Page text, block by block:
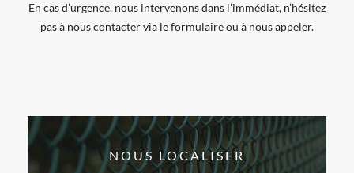
En cas d’urgence, nous intervenons dans l’immédiat, n’hésitez
pas à nous contacter via le formulaire ou à nous appeler.
NOUS LOCALISER